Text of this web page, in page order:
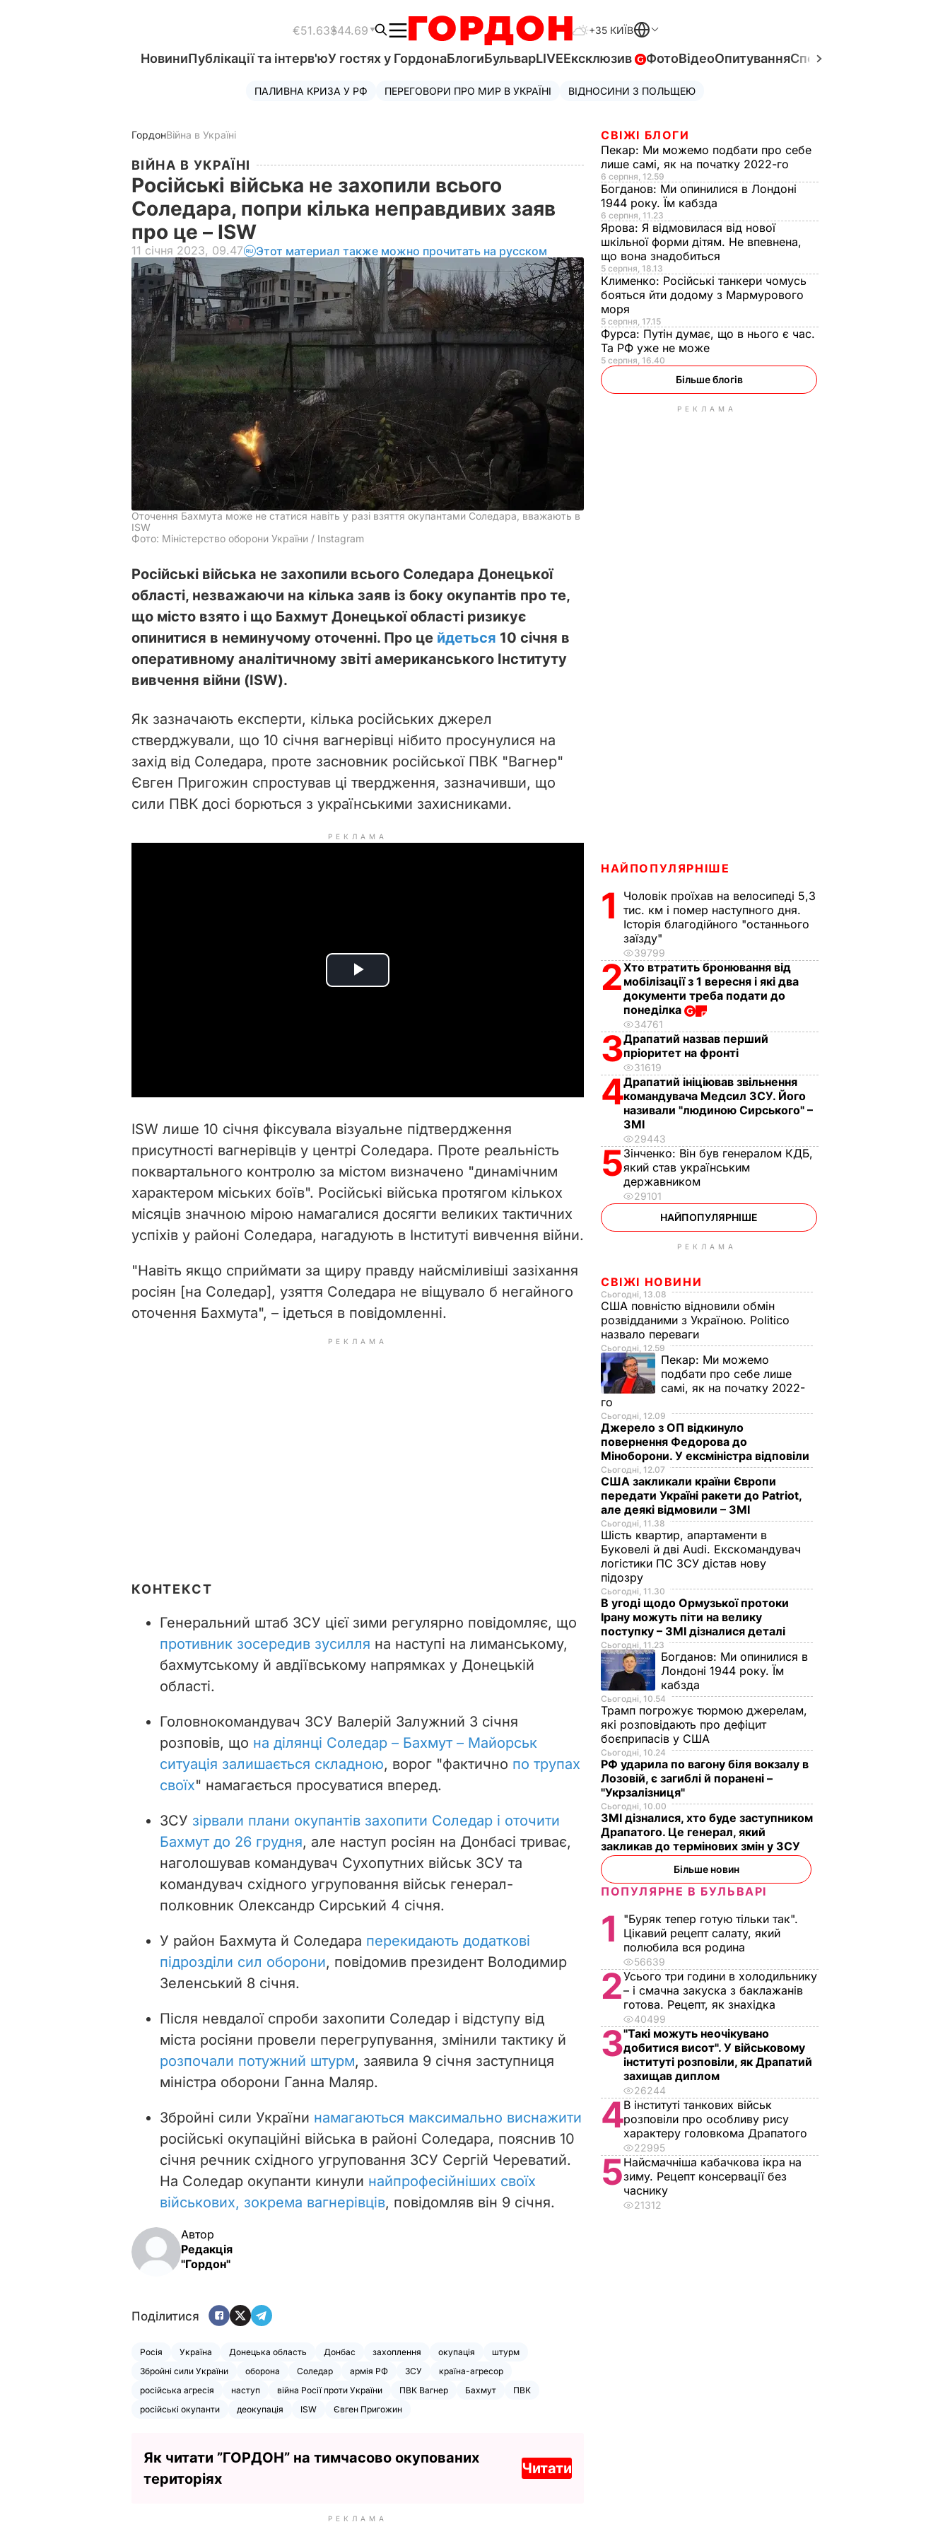
€51.63$44.69 +35 КИЇВ
НовиниПублікації та інтерв'юУ гостях у ГордонаБлогиБульварLIVEЕксклюзив ФотоВідеоОпитуванняСпецпроєкти
ПАЛИВНА КРИЗА У РФ ПЕРЕГОВОРИ ПРО МИР В УКРАЇНІ ВІДНОСИНИ З ПОЛЬЩЕЮ
ГордонВійна в Україні
ВІЙНА В УКРАЇНІ
Російські війська не захопили всього
Соледара, попри кілька неправдивих заяв
про це – ISW
11 січня 2023, 09.47 Этот материал также можно прочитать на русском
Оточення Бахмута може не статися навіть у разі взяття окупантами Соледара, вважають в
ISW
Фото: Міністерство оборони України / Instagram
Російські війська не захопили всього Соледара Донецької
області, незважаючи на кілька заяв із боку окупантів про те,
що місто взято і що Бахмут Донецької області ризикує
опинитися в неминучому оточенні. Про це йдеться 10 січня в
оперативному аналітичному звіті американського Інституту
вивчення війни (ISW).
Як зазначають експерти, кілька російських джерел
стверджували, що 10 січня вагнерівці нібито просунулися на
захід від Соледара, проте засновник російської ПВК "Вагнер"
Євген Пригожин спростував ці твердження, зазначивши, що
сили ПВК досі борються з українськими захисниками.
РЕКЛАМА
P
i
d
e
o
ISW лише 10 січня фіксувала візуальне підтвердження
присутності вагнерівців у центрі Соледара. Проте реальність
поквартального контролю за містом визначено "динамічним
характером міських боїв". Російські війська протягом кількох
місяців значною мірою намагалися досягти великих тактичних
успіхів у районі Соледара, нагадують в Інституті вивчення війни.
"Навіть якщо сприймати за щиру правду найсміливіші зазіхання
росіян [на Соледар], узяття Соледара не віщувало б негайного
оточення Бахмута", – ідеться в повідомленні.
РЕКЛАМА
КОНТЕКСТ
Генеральний штаб ЗСУ цієї зими регулярно повідомляє, що
противник зосередив зусилля на наступі на лиманському,
бахмутському й авдіївському напрямках у Донецькій
області.
Головнокомандувач ЗСУ Валерій Залужний 3 січня
розповів, що на ділянці Соледар – Бахмут – Майорськ
ситуація залишається складною, ворог "фактично по трупах
своїх" намагається просуватися вперед.
ЗСУ зірвали плани окупантів захопити Соледар і оточити
Бахмут до 26 грудня, але наступ росіян на Донбасі триває,
наголошував командувач Сухопутних військ ЗСУ та
командувач східного угруповання військ генерал-
полковник Олександр Сирський 4 січня.
У район Бахмута й Соледара перекидають додаткові
підрозділи сил оборони, повідомив президент Володимир
Зеленський 8 січня.
Після невдалої спроби захопити Соледар і відступу від
міста росіяни провели перегрупування, змінили тактику й
розпочали потужний штурм, заявила 9 січня заступниця
міністра оборони Ганна Маляр.
Збройні сили України намагаються максимально виснажити
російські окупаційні війська в районі Соледара, пояснив 10
січня речник східного угруповання ЗСУ Сергій Череватий.
На Соледар окупанти кинули найпрофесійніших своїх
військових, зокрема вагнерівців, повідомляв він 9 січня.
Автор
Редакція
"Гордон"
Поділитися
Росія Україна Донецька область Донбас захоплення окупація
штурм
Збройні сили України
оборона Соледар армія РФ ЗСУ
країна-агресор
російська агресія
наступ війна Росії проти України ПВК Вагнер Бахмут
ПВК
російські окупанти
деокупація ISW Євген Пригожин
Як читати ”ГОРДОН” на тимчасово окупованих
територіях
Читати
РЕКЛАМА
СВІЖІ БЛОГИ
Пекар: Ми можемо подбати про себе
лише самі, як на початку 2022-го
6 серпня, 12.59
Богданов: Ми опинилися в Лондоні
1944 року. Їм кабзда
6 серпня, 11.23
Ярова: Я відмовилася від нової
шкільної форми дітям. Не впевнена,
що вона знадобиться
5 серпня, 18.13
Клименко: Російські танкери чомусь
бояться йти додому з Мармурового
моря
5 серпня, 17.15
Фурса: Путін думає, що в нього є час.
Та РФ уже не може
5 серпня, 16.40
Більше блогів
РЕКЛАМА
НАЙПОПУЛЯРНІШЕ
1
Чоловік проїхав на велосипеді 5,3
тис. км і помер наступного дня.
Історія благодійного "останнього
заїзду"
39799
2Хто втратить бронювання від
мобілізації з 1 вересня і які два
документи треба подати до
понеділка
34761
3Драпатий назвав перший
пріоритет на фронті
31619
4Драпатий ініціював звільнення
командувача Медсил ЗСУ. Його
називали "людиною Сирського" –
ЗМІ
29443
5Зінченко: Він був генералом КДБ,
який став українським
державником
29101
НАЙПОПУЛЯРНІШЕ
РЕКЛАМА
СВІЖІ НОВИНИ
Сьогодні, 13.08
США повністю відновили обмін
розвідданими з Україною. Politico
назвало переваги
Сьогодні, 12.59
Пекар: Ми можемо
подбати про себе лише
самі, як на початку 2022-
го
Сьогодні, 12.09
Джерело з ОП відкинуло
повернення Федорова до
Міноборони. У ексміністра відповіли
Сьогодні, 12.07
США закликали країни Європи
передати Україні ракети до Patriot,
але деякі відмовили – ЗМІ
Сьогодні, 11.38
Шість квартир, апартаменти в
Буковелі й дві Audi. Екскомандувач
логістики ПС ЗСУ дістав нову
підозру
Сьогодні, 11.30
В угоді щодо Ормузької протоки
Ірану можуть піти на велику
поступку – ЗМІ дізналися деталі
Сьогодні, 11.23
Богданов: Ми опинилися в
Лондоні 1944 року. Їм
кабзда
Сьогодні, 10.54
Трамп погрожує тюрмою джерелам,
які розповідають про дефіцит
боєприпасів у США
Сьогодні, 10.24
РФ ударила по вагону біля вокзалу в
Лозовій, є загиблі й поранені –
"Укрзалізниця"
Сьогодні, 10.00
ЗМІ дізналися, хто буде заступником
Драпатого. Це генерал, який
закликав до термінових змін у ЗСУ
Більше новин
ПОПУЛЯРНЕ В БУЛЬВАРІ
1
"Буряк тепер готую тільки так".
Цікавий рецепт салату, який
полюбила вся родина
56639
2Усього три години в холодильнику
– і смачна закуска з баклажанів
готова. Рецепт, як знахідка
40499
3"Такі можуть неочікувано
добитися висот". У військовому
інституті розповіли, як Драпатий
захищав диплом
26244
4В інституті танкових військ
розповіли про особливу рису
характеру головкома Драпатого
22995
5Найсмачніша кабачкова ікра на
зиму. Рецепт консервації без
часнику
21312